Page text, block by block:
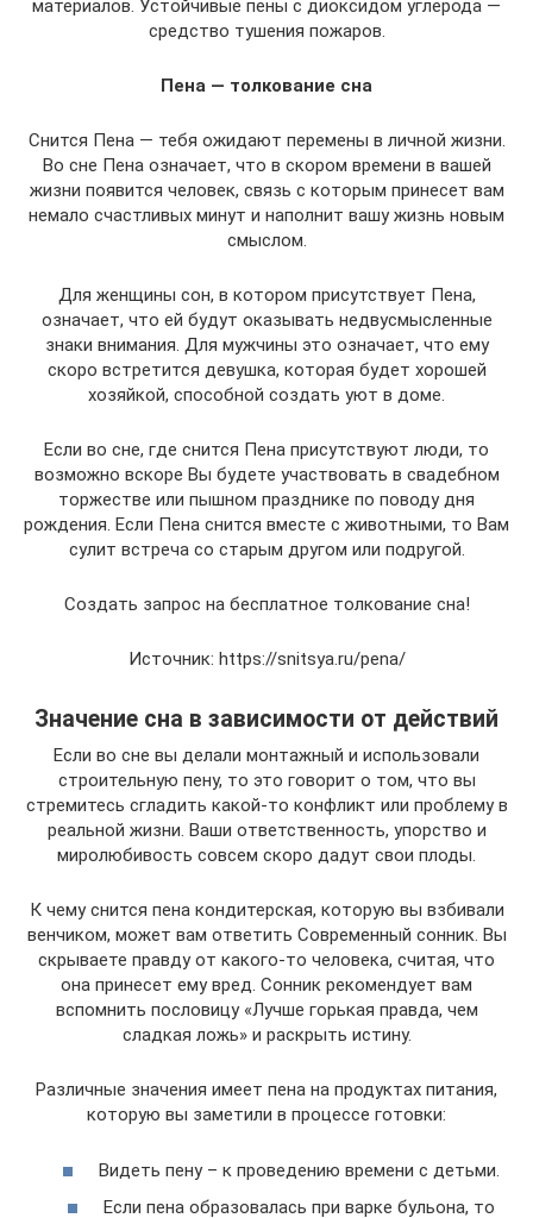
материалов. Устойчивые пены с диоксидом углерода —
средство тушения пожаров.
Пена — толкование сна
Снится Пена — тебя ожидают перемены в личной жизни.
Во сне Пена означает, что в скором времени в вашей
жизни появится человек, связь с которым принесет вам
немало счастливых минут и наполнит вашу жизнь новым
смыслом.
Для женщины сон, в котором присутствует Пена,
означает, что ей будут оказывать недвусмысленные
знаки внимания. Для мужчины это означает, что ему
скоро встретится девушка, которая будет хорошей
хозяйкой, способной создать уют в доме.
Если во сне, где снится Пена присутствуют люди, то
возможно вскоре Вы будете участвовать в свадебном
торжестве или пышном празднике по поводу дня
рождения. Если Пена снится вместе с животными, то Вам
сулит встреча со старым другом или подругой.
Создать запрос на бесплатное толкование сна!
Источник: https://snitsya.ru/pena/
Значение сна в зависимости от действий
Если во сне вы делали монтажный и использовали
строительную пену, то это говорит о том, что вы
стремитесь сгладить какой-то конфликт или проблему в
реальной жизни. Ваши ответственность, упорство и
миролюбивость совсем скоро дадут свои плоды.
К чему снится пена кондитерская, которую вы взбивали
венчиком, может вам ответить Современный сонник. Вы
скрываете правду от какого-то человека, считая, что
она принесет ему вред. Сонник рекомендует вам
вспомнить пословицу «Лучше горькая правда, чем
сладкая ложь» и раскрыть истину.
Различные значения имеет пена на продуктах питания,
которую вы заметили в процессе готовки:
Видеть пену – к проведению времени с детьми.
Если пена образовалась при варке бульона, то